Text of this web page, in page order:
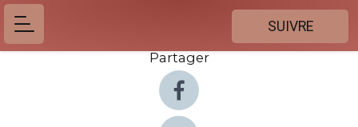
SUIVRE
Partager